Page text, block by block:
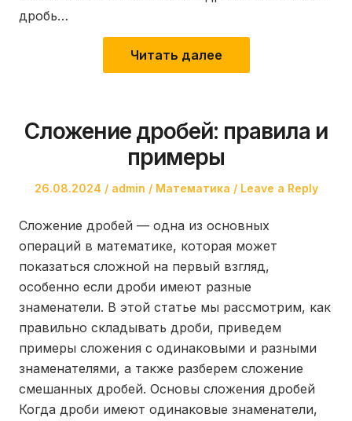
дробь…
Читать далее
Сложение дробей: правила и
примеры
Posted
26.08.2024 Author
admin
Posted
Математика Leave a Reply
Сложение дробей — одна из основных
операций в математике, которая может
показаться сложной на первый взгляд,
особенно если дроби имеют разные
знаменатели. В этой статье мы рассмотрим, как
правильно складывать дроби, приведем
примеры сложения с одинаковыми и разными
знаменателями, а также разберем сложение
смешанных дробей. Основы сложения дробей
Когда дроби имеют одинаковые знаменатели,